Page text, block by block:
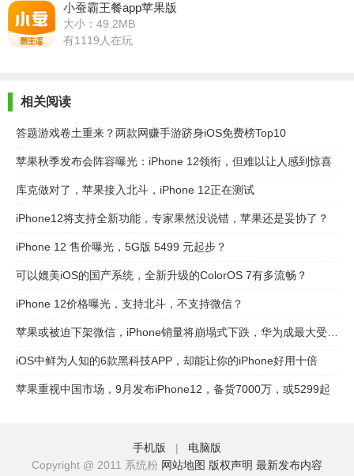
小蚕霸王餐app苹果版
大小：49.2MB
有1119人在玩
相关阅读
答题游戏卷土重来？两款网赚手游跻身iOS免费榜Top10
苹果秋季发布会阵容曝光：iPhone 12领衔，但难以让人感到惊喜
​库克做对了，苹果接入北斗，iPhone 12正在测试
iPhone12将支持全新功能，专家果然没说错，苹果还是妥协了？
iPhone 12 售价曝光，5G版 5499 元起步？
可以媲美iOS的国产系统，全新升级的ColorOS 7有多流畅？
iPhone 12价格曝光，支持北斗，不支持微信？
iOS中鲜为人知的6款黑科技APP，却能让你的iPhone好用十倍
苹果重视中国市场，9月发布iPhone12，备货7000万，或5299起
手机版 | 电脑版
Copyright @ 2011 系统粉 网站地图 版权声明 最新发布内容